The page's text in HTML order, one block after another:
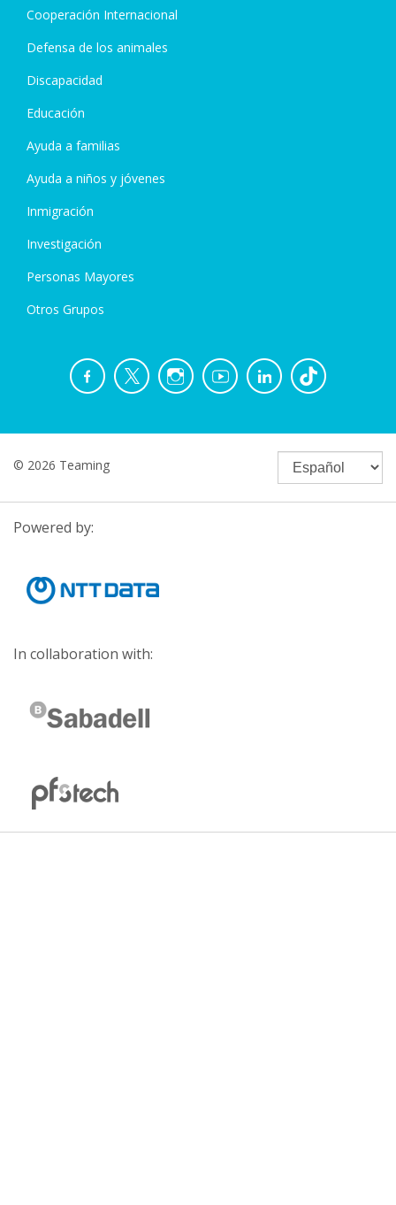
Cooperación Internacional
Defensa de los animales
Discapacidad
Educación
Ayuda a familias
Ayuda a niños y jóvenes
Inmigración
Investigación
Personas Mayores
Otros Grupos
© 2026 Teaming
Powered by:
In collaboration with: